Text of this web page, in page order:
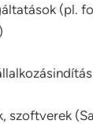
(pl.
szoftverek